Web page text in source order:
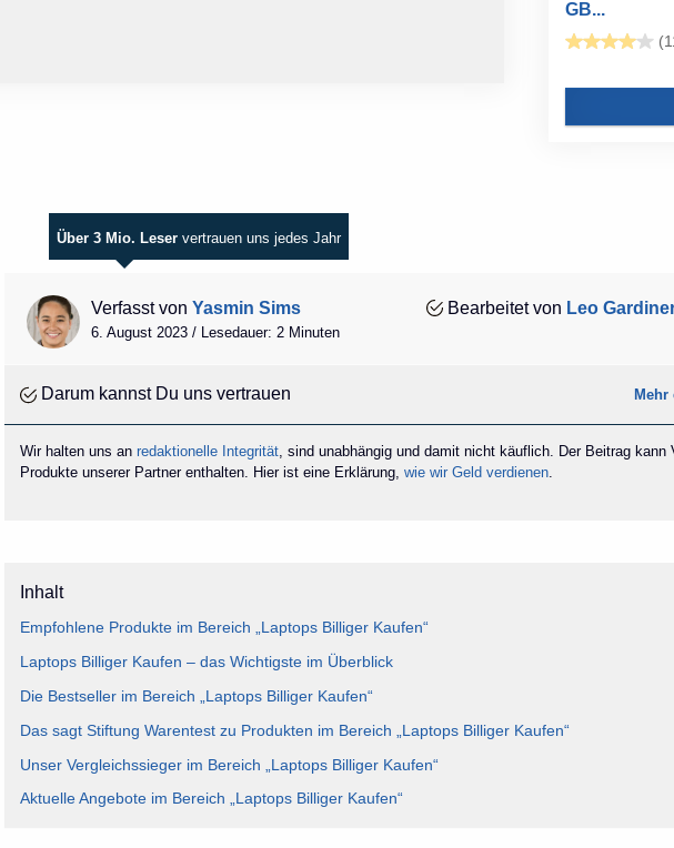
GB...
Über 3 Mio. Leser vertrauen uns jedes Jahr
Verfasst von Yasmin Sims
6. August 2023 / Lesedauer: 2 Minuten
Bearbeitet von Leo
Darum kannst Du uns vertrauen Mehr
Wir halten uns anredaktionelle Integrität, sind unabhängig und damit nicht käuflich. Der Beitrag kann
Produkte unserer Partner enthalten. Hier ist eine Erklärung,wie wir Geld verdienen.
Inhalt
Empfohlene Produkte im Bereich „Laptops Billiger Kaufen“
Laptops Billiger Kaufen – das Wichtigste im Überblick
Die Bestseller im Bereich „Laptops Billiger Kaufen“
Das sagt Stiftung Warentest zu Produkten im Bereich „Laptops Billiger Kaufen“
Unser Vergleichssieger im Bereich „Laptops Billiger Kaufen“
Aktuelle Angebote im Bereich „Laptops Billiger Kaufen“